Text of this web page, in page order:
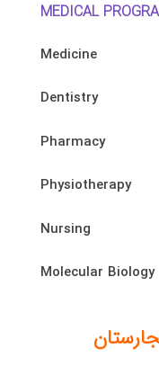
MEDICAL
Medicine
Dentistry
Pharmacy
Physiotherapy
Nursing
Molecular Biology